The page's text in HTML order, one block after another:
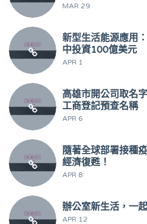
MAR 29
新型生活能源應用
中投資100億美元
APR 1
高雄市開公司取名
工商登記預查名稱
APR 6
隨著全球部署接種
經濟復甦！
APR 8
辦公室新生活，一
APR 12